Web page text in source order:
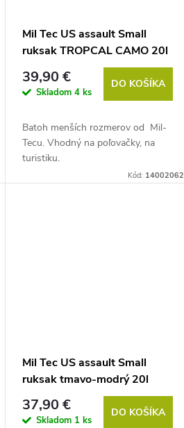
Mil Tec US assault Small
ruksak TROPCAL CAMO 20l
39,90 €
Skladom 4 ks
DO KOŠÍKA
Batoh menších rozmerov od Mil-
Tecu. Vhodný na poľovačky, na
turistiku.
Kód: 14002062
Mil Tec US assault Small
ruksak tmavo-modrý 20l
37,90 €
Skladom 1 ks
DO KOŠÍKA